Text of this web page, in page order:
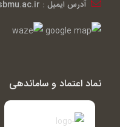
آدرس ایمیل : ardakiani@sbmu.ac.ir
نماد اعتماد و ساماندهی